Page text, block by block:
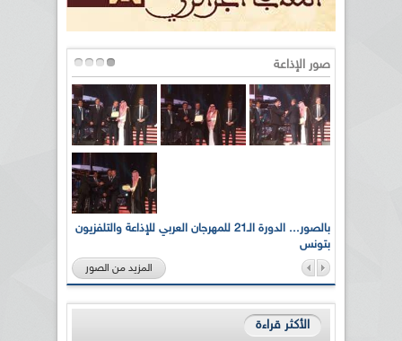
صور الإذاعة
بالصور... الدورة الـ21 للمهرجان العربي للإذاعة والتلفزيون
بتونس
المزيد من الصور
الأكثر قراءة